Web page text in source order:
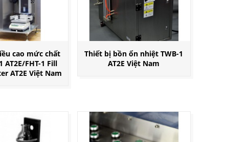
cao mức chất
AT2E/FHT-1 Fill
AT2E Việt Nam
Thiết bị bồn ổn nhiệt TWB-1
AT2E Việt Nam